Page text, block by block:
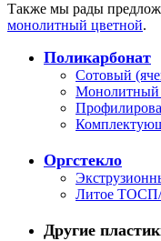
Также мы рады
монолитный цветной.
Поликарбонат
Сотовый
Монолитный
Оргстекло
Литое
Другие